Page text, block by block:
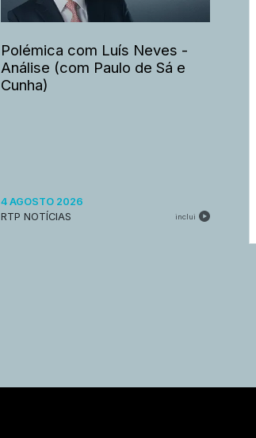
Polémica com Luís Neves -
Análise (com Paulo de Sá e
Cunha)
4 AGOSTO 2026
RTP NOTÍCIAS
inclui